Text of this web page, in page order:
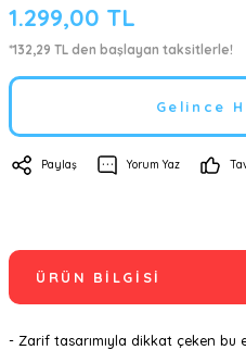
1.299,00 TL
*132,29 TL den başlayan taksitlerle!
Gelince
Paylaş Yorum Yaz
ÜRÜN BILGISI
- Zarif tasarımıyla dikkat çeken bu